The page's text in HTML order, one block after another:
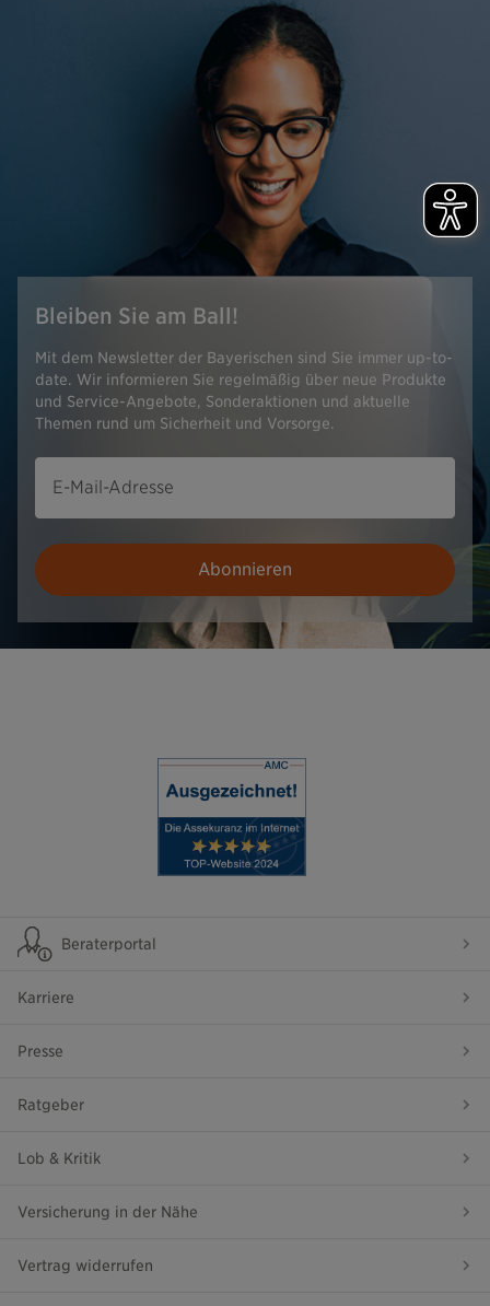
Bleiben Sie am Ball!
Mit dem Newsletter der Bayerischen sind Sie immer up-to-
date. Wir informieren Sie regelmäßig über neue Produkte
und Service-Angebote, Sonderaktionen und aktuelle
Themen rund um Sicherheit und Vorsorge.
E-Mail-Adresse
Abonnieren
Beraterportal
Karriere
Presse
Ratgeber
Lob & Kritik
Versicherung in der Nähe
Vertrag widerrufen